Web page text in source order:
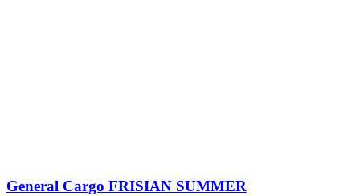
General Cargo FRISIAN SUMMER